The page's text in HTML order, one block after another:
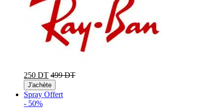
250 DT 499 DT
J'achète
Spray Offert
- 50%